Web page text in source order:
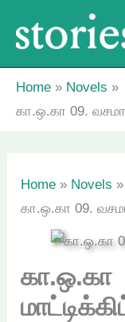
Home
Novels
கா.ஒ.கா 09.
Home
Novels
கா.ஒ.கா 09.